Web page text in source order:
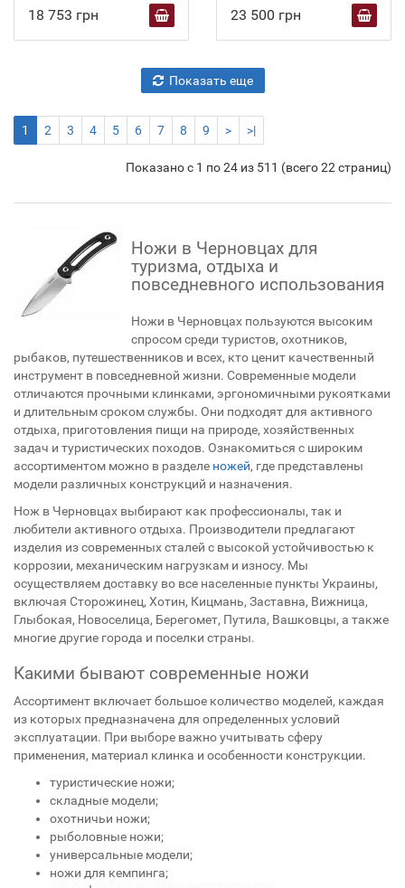
18 753 грн 23 500 грн
Показать еще
1 2 3 4 5 6 7 8 9 > >|
Показано с 1 по 24 из 511 (всего 22 страниц)
Ножи в Черновцах для
туризма, отдыха и
повседневного использования
Ножи в Черновцах пользуются высоким
спросом среди туристов, охотников,
рыбаков, путешественников и всех, кто ценит качественный
инструмент в повседневной жизни. Современные модели
отличаются прочными клинками, эргономичными рукоятками
и длительным сроком службы. Они подходят для активного
отдыха, приготовления пищи на природе, хозяйственных
задач и туристических походов. Ознакомиться с широким
ассортиментом можно в разделе ножей, где представлены
модели различных конструкций и назначения.
Нож в Черновцах выбирают как профессионалы, так и
любители активного отдыха. Производители предлагают
изделия из современных сталей с высокой устойчивостью к
коррозии, механическим нагрузкам и износу. Мы
осуществляем доставку во все населенные пункты Украины,
включая Сторожинец, Хотин, Кицмань, Заставна, Вижница,
Глыбокая, Новоселица, Берегомет, Путила, Вашковцы, а также
многие другие города и поселки страны.
Какими бывают современные ножи
Ассортимент включает большое количество моделей, каждая
из которых предназначена для определенных условий
эксплуатации. При выборе важно учитывать сферу
применения, материал клинка и особенности конструкции.
туристические ножи;
складные модели;
охотничьи ножи;
рыболовные ножи;
универсальные модели;
ножи для кемпинга;